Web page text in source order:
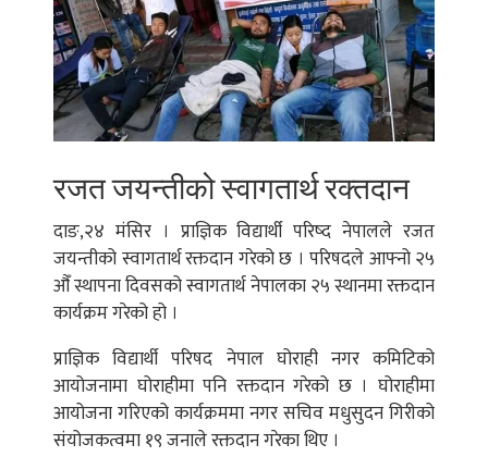
रजत जयन्तीको स्वागतार्थ रक्तदान
दाङ,२४ मंसिर । प्राज्ञिक विद्यार्थी परिष्द नेपालले रजत
जयन्तीको स्वागतार्थ रक्तदान गरेको छ । परिषदले आफ्नो २५
औँ स्थापना दिवसको स्वागतार्थ नेपालका २५ स्थानमा रक्तदान
कार्यक्रम गरेको हो ।
प्राज्ञिक विद्यार्थी परिषद नेपाल घोराही नगर कमिटिको
आयोजनामा घोराहीमा पनि रक्तदान गरेको छ । घोराहीमा
आयोजना गरिएको कार्यक्रममा नगर सचिव मधुसुदन गिरीको
संयोजकत्वमा १९ जनाले रक्तदान गरेका थिए ।